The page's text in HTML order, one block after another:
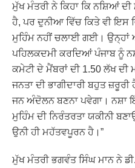
ਮੁੱਖ ਮੰਤਰੀ ਨੇ ਕਿਹਾ ਕਿ ਨਸ਼ਿਆਂ
ਹੈ, ਪਰ ਦੁਨੀਆ ਵਿੱਚ ਕਿਤੇ ਵੀ ਇਸ
ਮੁਹਿੰਮ ਨਹੀਂ ਚਲਾਈ ਗਈ। ਉਨ੍ਹਾਂ
ਪਹਿਲਕਦਮੀ ਕਰਦਿਆਂ ਪੰਜਾਬ ਨੂੰ
ਕਮੇਟੀ ਦੇ ਮੈਂਬਰਾਂ ਦੀ 1.50 ਲੱਖ
ਜਨਤਾ ਦੀ ਭਾਗੀਦਾਰੀ ਬਹੁਤ
ਜਨ ਅੰਦੋਲਨ ਬਣਨਾ ਪਵੇਗਾ।
ਮੁਹਿੰਮ ਦੀ ਨਿਰੰਤਰਤਾ ਯਕੀਨੀ
ਉਨੀ ਹੀ ਮਹੱਤਵਪੂਰਨ ਹੈ।”
ਮੁੱਖ ਮੰਤਰੀ ਭਗਵੰਤ ਸਿੰਘ ਮਾਨ ਨੇ